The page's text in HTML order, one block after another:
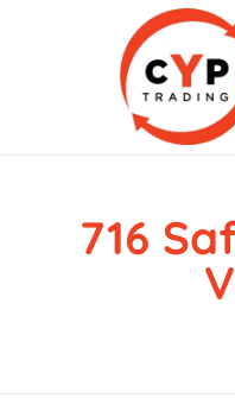
CYP Trading
Professionelle Ersatzteilbeschaffung
716